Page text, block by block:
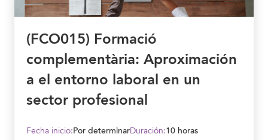
(FCO015) Formació
complementària: Aproximación
a el entorno laboral en un
sector profesional
Fecha inicio:Por determinarDuración:10 horas